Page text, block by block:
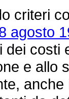
agosto
dei costi
e allo